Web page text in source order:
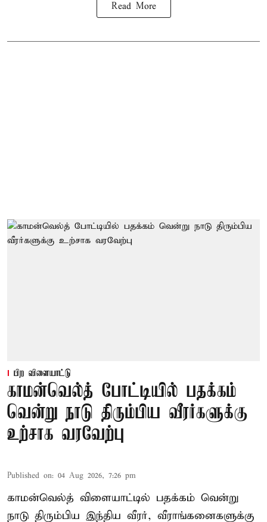
Read More
பிற விளையாட்டு
காமன்வெல்த் போட்டியில் பதக்கம்
வென்று நாடு திரும்பிய வீரர்களுக்கு
உற்சாக வரவேற்பு
Published on: 04 Aug 2026, 7:26 pm
காமன்வெல்த் விளையாட்டில் பதக்கம் வென்று
நாடு திரும்பிய இந்திய வீரர், வீராங்கனைகளுக்கு